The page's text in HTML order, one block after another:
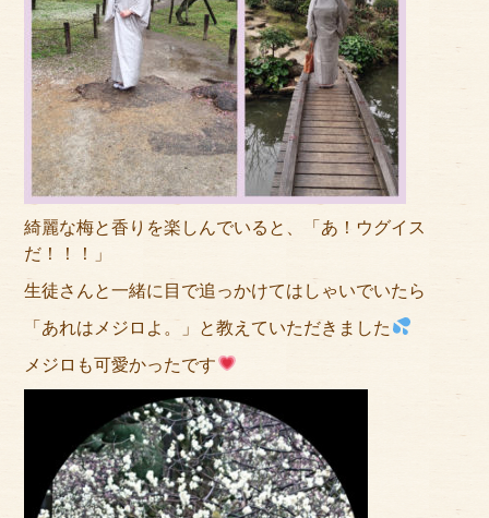
綺麗な梅と香りを楽しんでいると、「あ！ウグイス
だ！！！」
生徒さんと一緒に目で追っかけてはしゃいでいたら
「あれはメジロよ。」と教えていただきました
メジロも可愛かったです